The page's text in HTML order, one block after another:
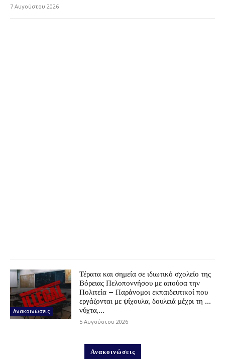
7 Αυγούστου 2026
Ανακοινώσεις
Τέρατα και σημεία σε ιδιωτικό σχολείο της
Βόρειας Πελοποννήσου με απούσα την
Πολιτεία – Παράνομοι εκπαιδευτικοί που
εργάζονται με ψίχουλα, δουλειά μέχρι τη …
νύχτα,...
5 Αυγούστου 2026
Ανακοινώσεις